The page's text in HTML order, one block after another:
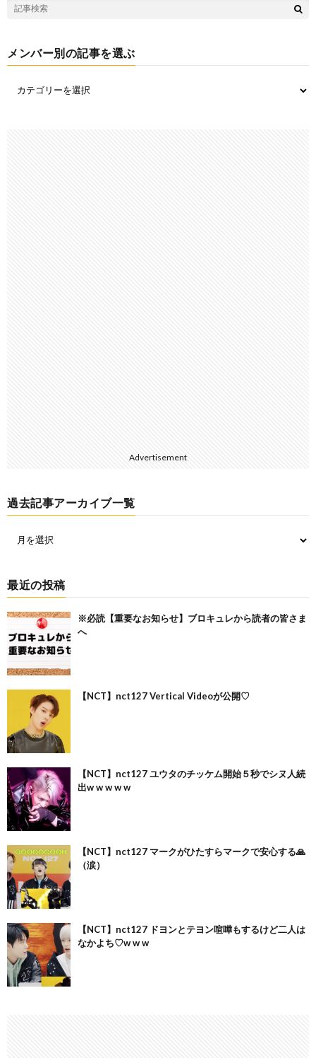
メンバー別の記事を選ぶ
Advertisement
過去記事アーカイブ一覧
最近の投稿
※必読【重要なお知らせ】ブロキュレから読者の皆さま
へ
【NCT】nct127 Vertical Videoが公開♡
【NCT】nct127 ユウタのチッケム開始５秒でシヌ人続
出w w w w w
【NCT】nct127 マークがひたすらマークで安心する🙏
（涙）
【NCT】nct127 ドヨンとテヨン喧嘩もするけど二人は
なかよち♡w w w